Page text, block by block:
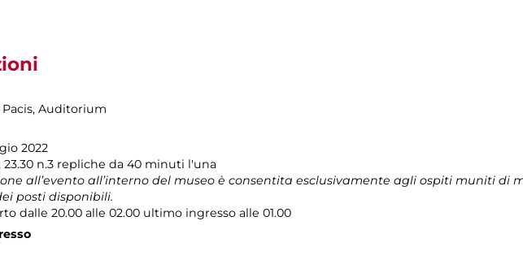
, Auditorium
2022
23.30 n.3 repliche da 40 minuti l'una
all’evento all’interno del museo è consentita esclusivamente agli ospiti muniti di
posti disponibili.
dalle 20.00 alle 02.00 ultimo ingresso alle 01.00